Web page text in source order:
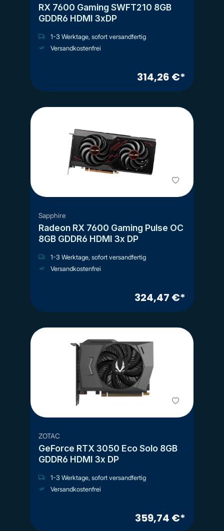
RX 7600 Gaming SWFT210 8GB
GDDR6 HDMI 3xDP
1-3 Werktage, sofort versandfertig
Versandkostenfrei
314,26 €*
Sapphire
Radeon RX 7600 Gaming Pulse OC
8GB GDDR6 HDMI 3x DP
1-3 Werktage, sofort versandfertig
Versandkostenfrei
324,47 €*
ZOTAC
GeForce RTX 3050 Eco Solo 8GB
GDDR6 HDMI 3x DP
1-3 Werktage, sofort versandfertig
Versandkostenfrei
359,74 €*